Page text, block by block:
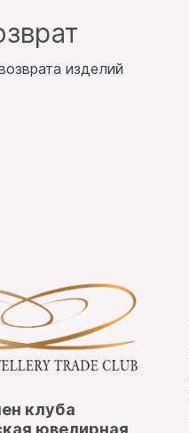
изделий
клуба
ювелирная